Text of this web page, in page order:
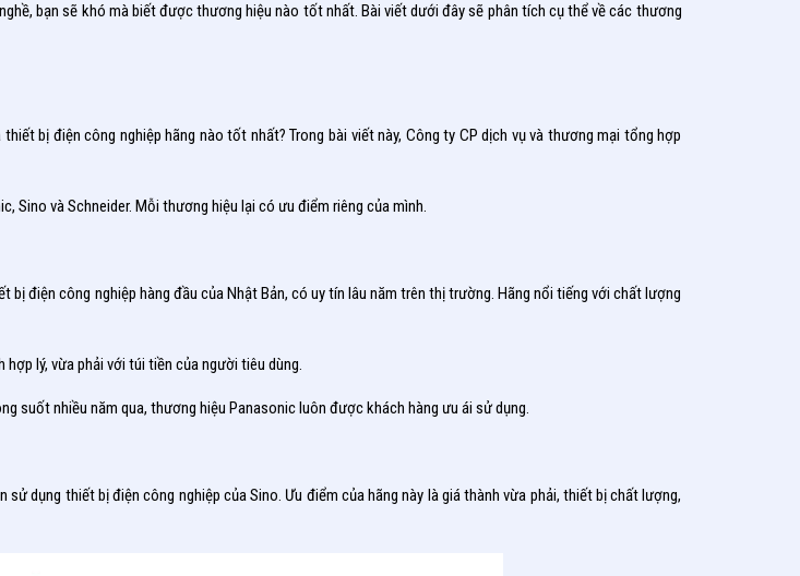
bạn sẽ khó mà biết được thương hiệu nào tốt nhất. Bài viết dưới đây sẽ phân tích cụ thể về các thương
bị điện công nghiệp hãng nào tốt nhất? Trong bài viết này, Công ty CP dịch vụ và thương mại tổng hợp
Sino và Schneider. Mỗi thương hiệu lại có ưu điểm riêng của mình.
điện công nghiệp hàng đầu của Nhật Bản, có uy tín lâu năm trên thị trường. Hãng nổi tiếng với chất lượng
lý, vừa phải với túi tiền của người tiêu dùng.
suốt nhiều năm qua, thương hiệu Panasonic luôn được khách hàng ưu ái sử dụng.
dụng thiết bị điện công nghiệp của Sino. Ưu điểm của hãng này là giá thành vừa phải, thiết bị chất lượng,